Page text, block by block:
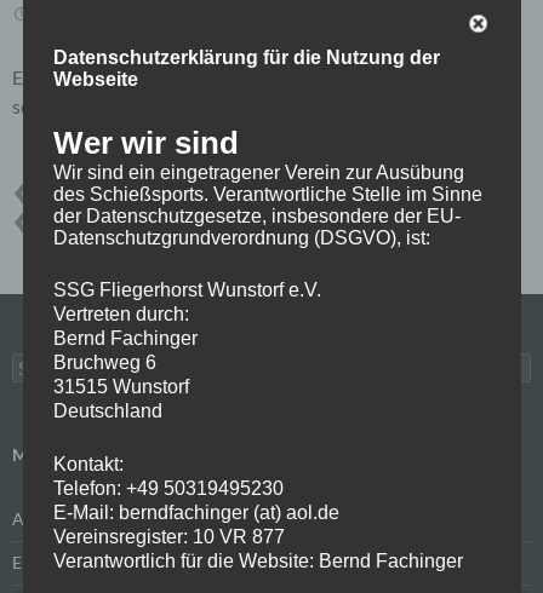
Entschuldigung aber Du bist nicht berechtigt, dieses Post zu
sehen. Bitte mit Deinen Zugangsdaten anmelden:
2022 BOKELOH ERGEBNISSE
VEREINSMEISTERSCHAFT
VM
WETTKÄMPFE
Suchen
nach:
META
Anmelden
Eintrags-Feed
Datenschutzerklärung für die Nutzung der
Webseite
Wer wir sind
Wir sind ein eingetragener Verein zur Ausübung
des Schießsports. Verantwortliche Stelle im Sinne
der Datenschutzgesetze, insbesondere der EU-
Datenschutzgrundverordnung (DSGVO), ist:
SSG Fliegerhorst Wunstorf e.V.
Vertreten durch:
Bernd Fachinger
Bruchweg 6
31515 Wunstorf
Deutschland
Kontakt:
Telefon: +49 50319495230
E-Mail: berndfachinger (at) aol.de
Vereinsregister: 10 VR 877
Verantwortlich für die Website: Bernd Fachinger